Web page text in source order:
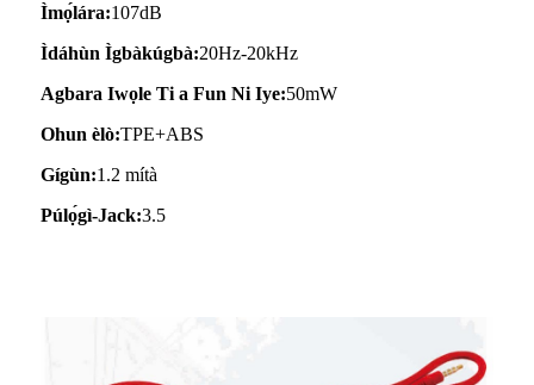
Ìmọ́lára:107dB
Ìdáhùn Ìgbàkúgbà:20Hz-20kHz
Agbara Iwọle Ti a Fun Ni Iye:50mW
Ohun èlò:TPE+ABS
Gígùn:1.2 mítà
Púlọ́gì-Jack:3.5